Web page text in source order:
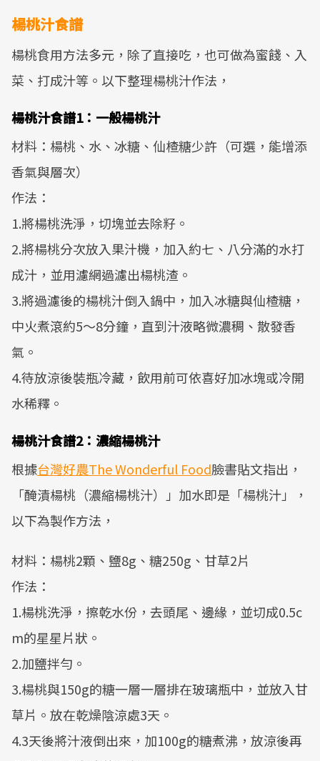
楊桃汁食譜
楊桃食用方法多元，除了直接吃，也可做為蜜餞、入
菜、打成汁等。以下整理楊桃汁作法，
楊桃汁食譜1：一般楊桃汁
材料：楊桃、水、冰糖、仙楂糖少許（可選，能增添
香氣與層次）
作法：
1.將楊桃洗淨，切塊並去除籽。
2.將楊桃分次放入果汁機，加入約七、八分滿的水打
成汁，並用濾網過濾出楊桃渣。
3.將過濾後的楊桃汁倒入鍋中，加入冰糖與仙楂糖，
中火煮滾約5～8分鐘，直到汁液略微濃稠、散發香
氣。
4.待放涼後裝瓶冷藏，飲用前可依喜好加冰塊或冷開
水稀釋。
楊桃汁食譜2：濃縮楊桃汁
根據台灣好農The Wonderful Food臉書貼文指出，
「醃漬楊桃（濃縮楊桃汁）」加水即是「楊桃汁」，
以下為製作方法，
材料：楊桃2顆、鹽8g、糖250g、甘草2片
作法：
1.楊桃洗淨，擦乾水份，去頭尾、邊緣，並切成0.5c
m的星星片狀。
2.加鹽拌勻。
3.楊桃與150g的糖一層一層排在玻璃瓶中，並放入甘
草片。放在乾燥陰涼處3天。
4.3天後將汁液倒出來，加100g的糖煮沸，放涼後再